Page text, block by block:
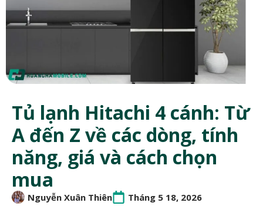
Tủ lạnh Hitachi 4 cánh: Từ
A đến Z về các dòng, tính
năng, giá và cách chọn
mua
Nguyễn Xuân Thiên Tháng 5 18, 2026